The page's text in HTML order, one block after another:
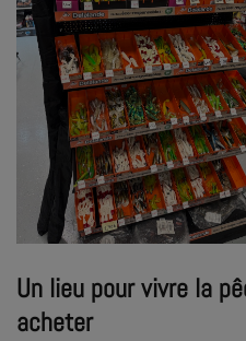
Un lieu pour vivre la
acheter